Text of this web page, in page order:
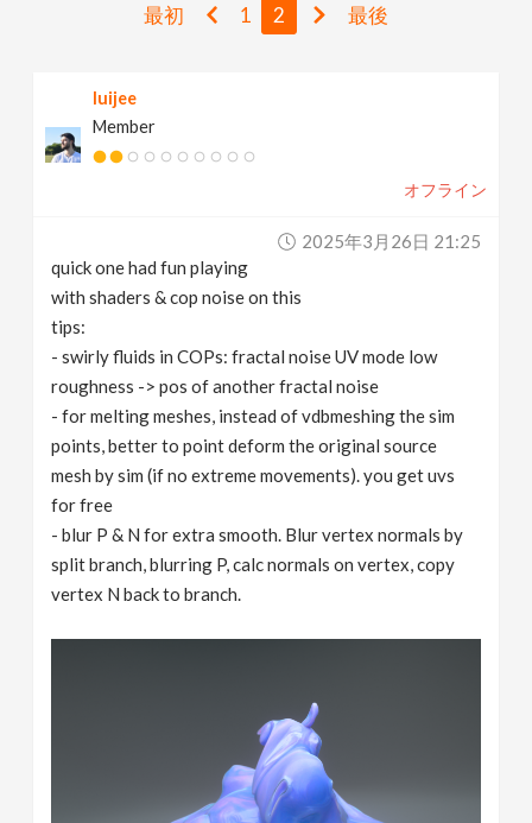
最初 1 2 最後
luijee
Member
オフライン
2025年3月26日 21:25
quick one had fun playing
with shaders & cop noise on this
tips:
- swirly fluids in COPs: fractal noise UV mode low
roughness -> pos of another fractal noise
- for melting meshes, instead of vdbmeshing the sim
points, better to point deform the original source
mesh by sim (if no extreme movements). you get uvs
for free
- blur P & N for extra smooth. Blur vertex normals by
split branch, blurring P, calc normals on vertex, copy
vertex N back to branch.